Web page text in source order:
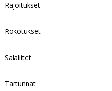
Rajoitukset
Rokotukset
Salaliitot
Tartunnat